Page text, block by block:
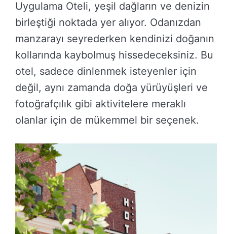
Uygulama Oteli, yeşil dağların ve denizin
birleştiği noktada yer alıyor. Odanızdan
manzarayı seyrederken kendinizi doğanın
kollarında kaybolmuş hissedeceksiniz. Bu
otel, sadece dinlenmek isteyenler için
değil, aynı zamanda doğa yürüyüşleri ve
fotoğrafçılık gibi aktivitelere meraklı
olanlar için de mükemmel bir seçenek.